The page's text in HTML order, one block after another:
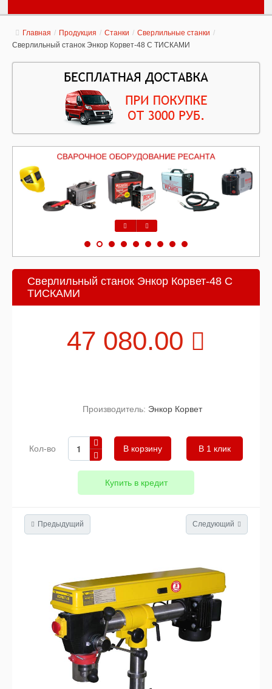
Главная / Продукция / Станки / Сверлильные станки /
Сверлильный станок Энкор Корвет-48 С ТИСКАМИ
Сверлильный станок Энкор Корвет-48 С
ТИСКАМИ
47 080.00
Производитель: Энкор Корвет
Кол-во В 1 клик
Купить в кредит
Предыдущий Следующий